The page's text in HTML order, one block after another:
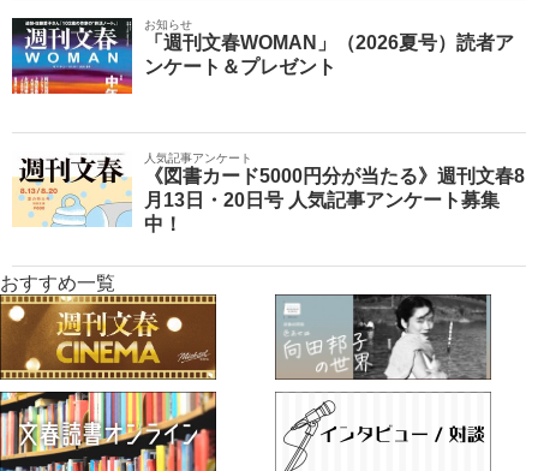
お知らせ
「週刊文春WOMAN」（2026夏号）読者ア
ンケート＆プレゼント
人気記事アンケート
《図書カード5000円分が当たる》週刊文春8
月13日・20日号 人気記事アンケート募集
中！
おすすめ一覧